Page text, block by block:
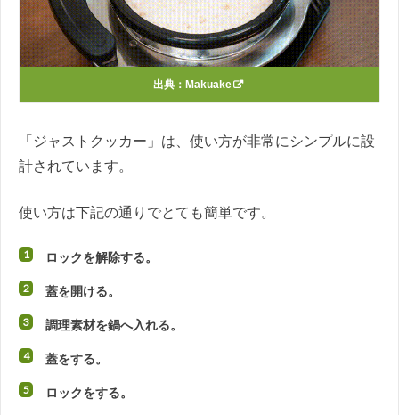
出典： Makuake
「ジャストクッカー」は、使い方が非常にシンプルに設
計されています。
使い方は下記の通りでとても簡単です。
ロックを解除する。
蓋を開ける。
調理素材を鍋へ入れる。
蓋をする。
ロックをする。